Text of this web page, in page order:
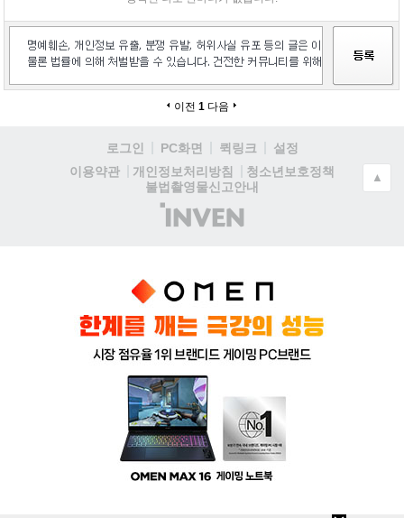
이전 1 다음
로그인 PC화면 퀵링크
설정
이용약관
개인정보처리방침
청소년보호정책
불법촬영물신고안내
(주)
인
▲